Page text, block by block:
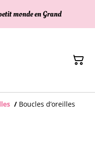
monde en Grand
/ Boucles d’oreilles